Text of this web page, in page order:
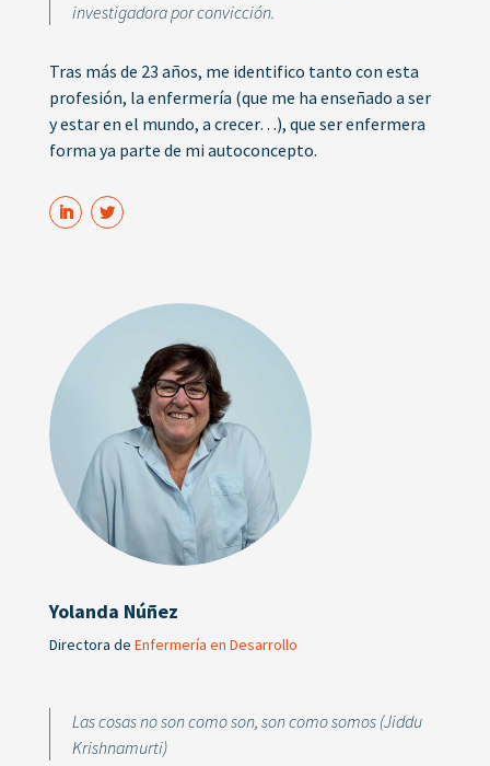
investigadora por convicción.
Tras más de 23 años, me identifico tanto con esta
profesión, la enfermería (que me ha enseñado a ser
y estar en el mundo, a crecer…), que ser enfermera
forma ya parte de mi autoconcepto.
Yolanda Núñez
Directora de Enfermería en Desarrollo
Las cosas no son como son, son como somos (Jiddu
Krishnamurti)